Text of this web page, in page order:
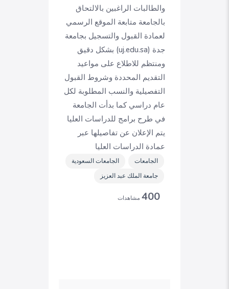
والطالبات الراغبين بالالتحاق
بالجامعة متابعة الموقع الرسمي
لعمادة القبول والتسجيل بجامعة
جدة (uj.edu.sa) بشكل دقيق
ومنتظم للاطلاع على مواعيد
التقديم المحددة وشروط القبول
التفصيلية والنسب المطلوبة لكل
عام دراسي كما بدأت الجامعة
في طرح برامج للدراسات العليا
يتم الإعلان عن تفاصيلها عبر
عمادة الدراسات العليا
الجامعات
الجامعات السعودية
جامعة الملك عبد العزيز
400مشاهدات